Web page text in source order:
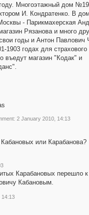
году. Многоэтажный дом
И. Кондратенко. В
- Парикмахерская
Рязанова и много
годы и Антон Павлович
1903 годах для
въедут магазин "Кодак" и
2 January 2010, 14:13
или Карабанова?
Карабановых перешло
Кабановым.
14:13